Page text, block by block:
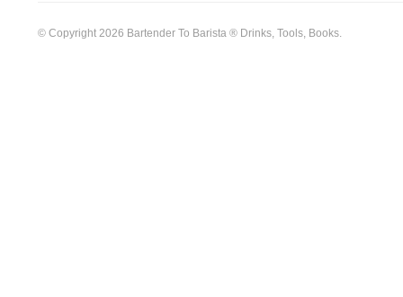
© Copyright 2026 Bartender To Barista ® Drinks, Tools, Books.